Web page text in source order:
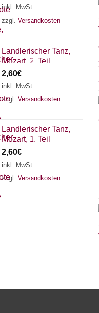
inkl. MwSt.
zzgl. Versandkosten
Landlerischer Tanz,
Mozart, 2. Teil
2,60€
inkl. MwSt.
zzgl. Versandkosten
Landlerischer Tanz,
Mozart, 1. Teil
2,60€
inkl. MwSt.
zzgl. Versandkosten